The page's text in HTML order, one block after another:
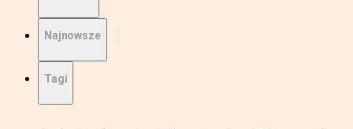
Najnowsze
Tagi